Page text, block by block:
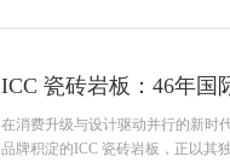
在消费升级与设计驱动并行的新时
品牌积淀的ICC 瓷砖岩板，正以其